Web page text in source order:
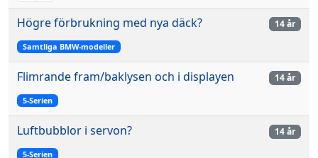
Högre förbrukning med nya däck?
Samtliga BMW-modeller
14 år
Flimrande fram/baklysen och i displayen
5-Serien
14 år
Luftbubblor i servon?
5-Serien
14 år